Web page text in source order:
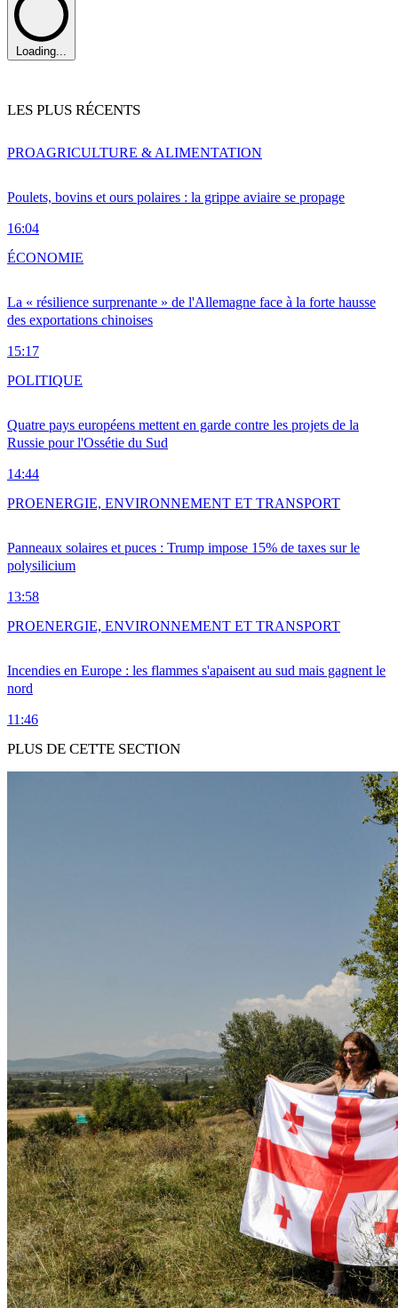
Loading...
LES PLUS RÉCENTS
Poulets, bovins et ours polaires : la grippe aviaire se propage
16:04
PROAGRICULTURE & ALIMENTATION
La « résilience surprenante » de l'Allemagne face à la forte hausse
des exportations chinoises
15:17
ÉCONOMIE
Quatre pays européens mettent en garde contre les projets de la
Russie pour l'Ossétie du Sud
14:44
POLITIQUE
Panneaux solaires et puces : Trump impose 15% de taxes sur le
polysilicium
13:58
PROENERGIE, ENVIRONNEMENT ET TRANSPORT
Incendies en Europe : les flammes s'apaisent au sud mais gagnent le
nord
11:46
PROENERGIE, ENVIRONNEMENT ET TRANSPORT
PLUS DE CETTE SECTION